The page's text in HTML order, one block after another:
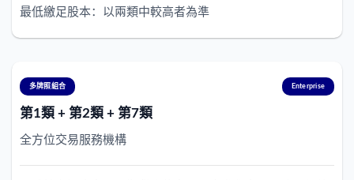
最低繳足股本：以兩類中較高者為準
多牌照組合 Enterprise
第1類 + 第2類 + 第7類
全方位交易服務機構